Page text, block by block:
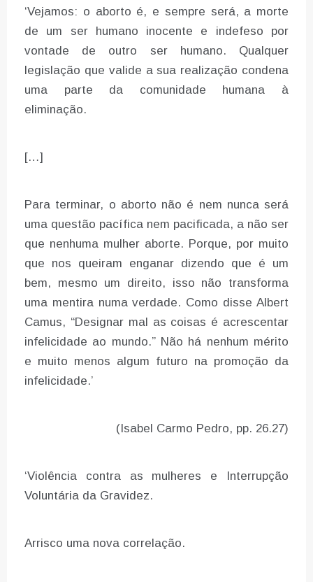
‘Vejamos: o aborto é, e sempre será, a morte
de um ser humano inocente e indefeso por
vontade de outro ser humano. Qualquer
legislação que valide a sua realização condena
uma parte da comunidade humana à
eliminação.
[…]
Para terminar, o aborto não é nem nunca será
uma questão pacífica nem pacificada, a não ser
que nenhuma mulher aborte. Porque, por muito
que nos queiram enganar dizendo que é um
bem, mesmo um direito, isso não transforma
uma mentira numa verdade. Como disse Albert
Camus, “Designar mal as coisas é acrescentar
infelicidade ao mundo.” Não há nenhum mérito
e muito menos algum futuro na promoção da
infelicidade.’
(Isabel Carmo Pedro, pp. 26.27)
‘Violência contra as mulheres e Interrupção
Voluntária da Gravidez.
Arrisco uma nova correlação.